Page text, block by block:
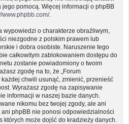
pomocą. Więcej informacji o phpBB
www.phpbb.com/.
o charakterze obraźliwym,
niezgodne z polskim prawem lub
i dobra osobiste. Naruszenie tego
całkowitym zablokowaniem dostępu do
zostanie powiadomiony o twoim
zgodę na to, że „Forum
chwili usunąć, zmienić, przenieść
Wyrażasz zgodę na zapisywanie
informacji w naszej bazie danych.
nikomu bez twojej zgody, ale ani
ani phpBB nie ponosi odpowiedzialności
których może dojść do kradzieży danych.